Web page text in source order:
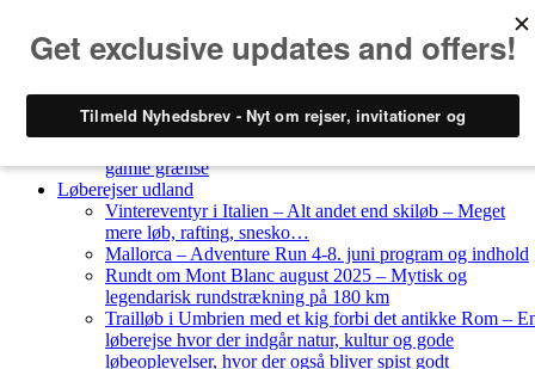
Løberejser Danmark
gamle grænse
Løberejser udland
Vintereventyr i Italien – Alt andet end skiløb – Meget
mere løb, rafting, snesko…
Mallorca – Adventure Run 4-8. juni program og indhold
Rundt om Mont Blanc august 2025 – Mytisk og
legendarisk rundstrækning på 180 km
Trailløb i Umbrien med et kig forbi det antikke Rom –
løberejse hvor der indgår natur, kultur og gode
løbeoplevelser, hvor der også bliver spist godt